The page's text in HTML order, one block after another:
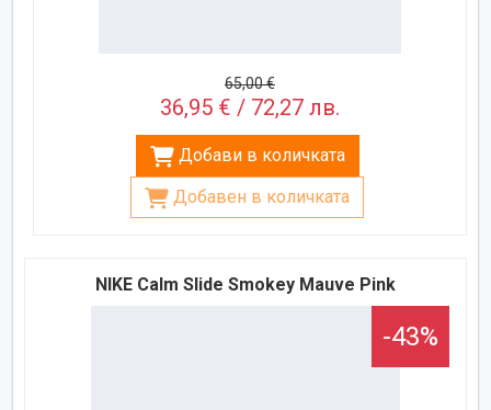
65,00 €
36,95 € / 72,27 лв.
Добави в количката
Добавен в количката
NIKE Calm Slide Smokey Mauve Pink
-43%